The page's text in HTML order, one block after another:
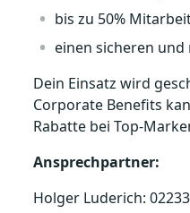
bis zu 50%
einen sicheren
Dein Einsatz wird
Corporate Benefits
Rabatte bei Top-
Ansprechpartner:
Holger Luderich: